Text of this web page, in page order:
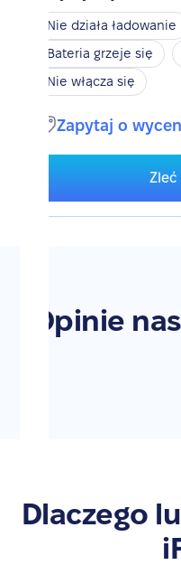
Nie działa ładowanie
Bateria grzeje się
Nie włącza się
Zapytaj o
Zleć
Opinie
Dlaczego